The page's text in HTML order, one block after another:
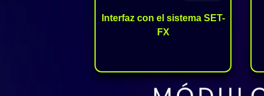
Interfaz con el sistema SET-
FX